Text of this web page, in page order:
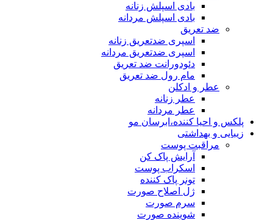
بادی اسپلش زنانه
بادی اسپلش مردانه
ضد تعریق
اسپری ضدتعریق زنانه
اسپری ضدتعریق مردانه
دئودورانت ضد تعریق
مام رول ضد تعریق
عطر و ادکلن
عطر زنانه
عطر مردانه
پلکس و احیا کننده،ابرسان مو
زیبایی و بهداشتی
مراقبت پوست
آرایش پاک کن
اسکراب پوست
تونر پاک کننده
ژل اصلاح صورت
سرم صورت
شوینده صورت